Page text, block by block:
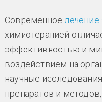
Современное лечение
химиотерапией
эффективностью и
воздействием на
научные
препаратов и